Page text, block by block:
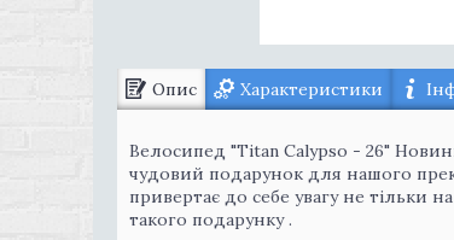
Опис Характеристики
Велосипед "Titan Calypso - 26"
чудовий подарунок для нашого
привертає до себе увагу не тільки
такого подарунку .